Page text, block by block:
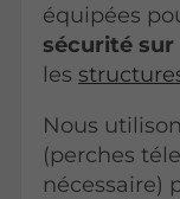
équipées
sécurité sur
les
Nous
(perches
nécessaire)